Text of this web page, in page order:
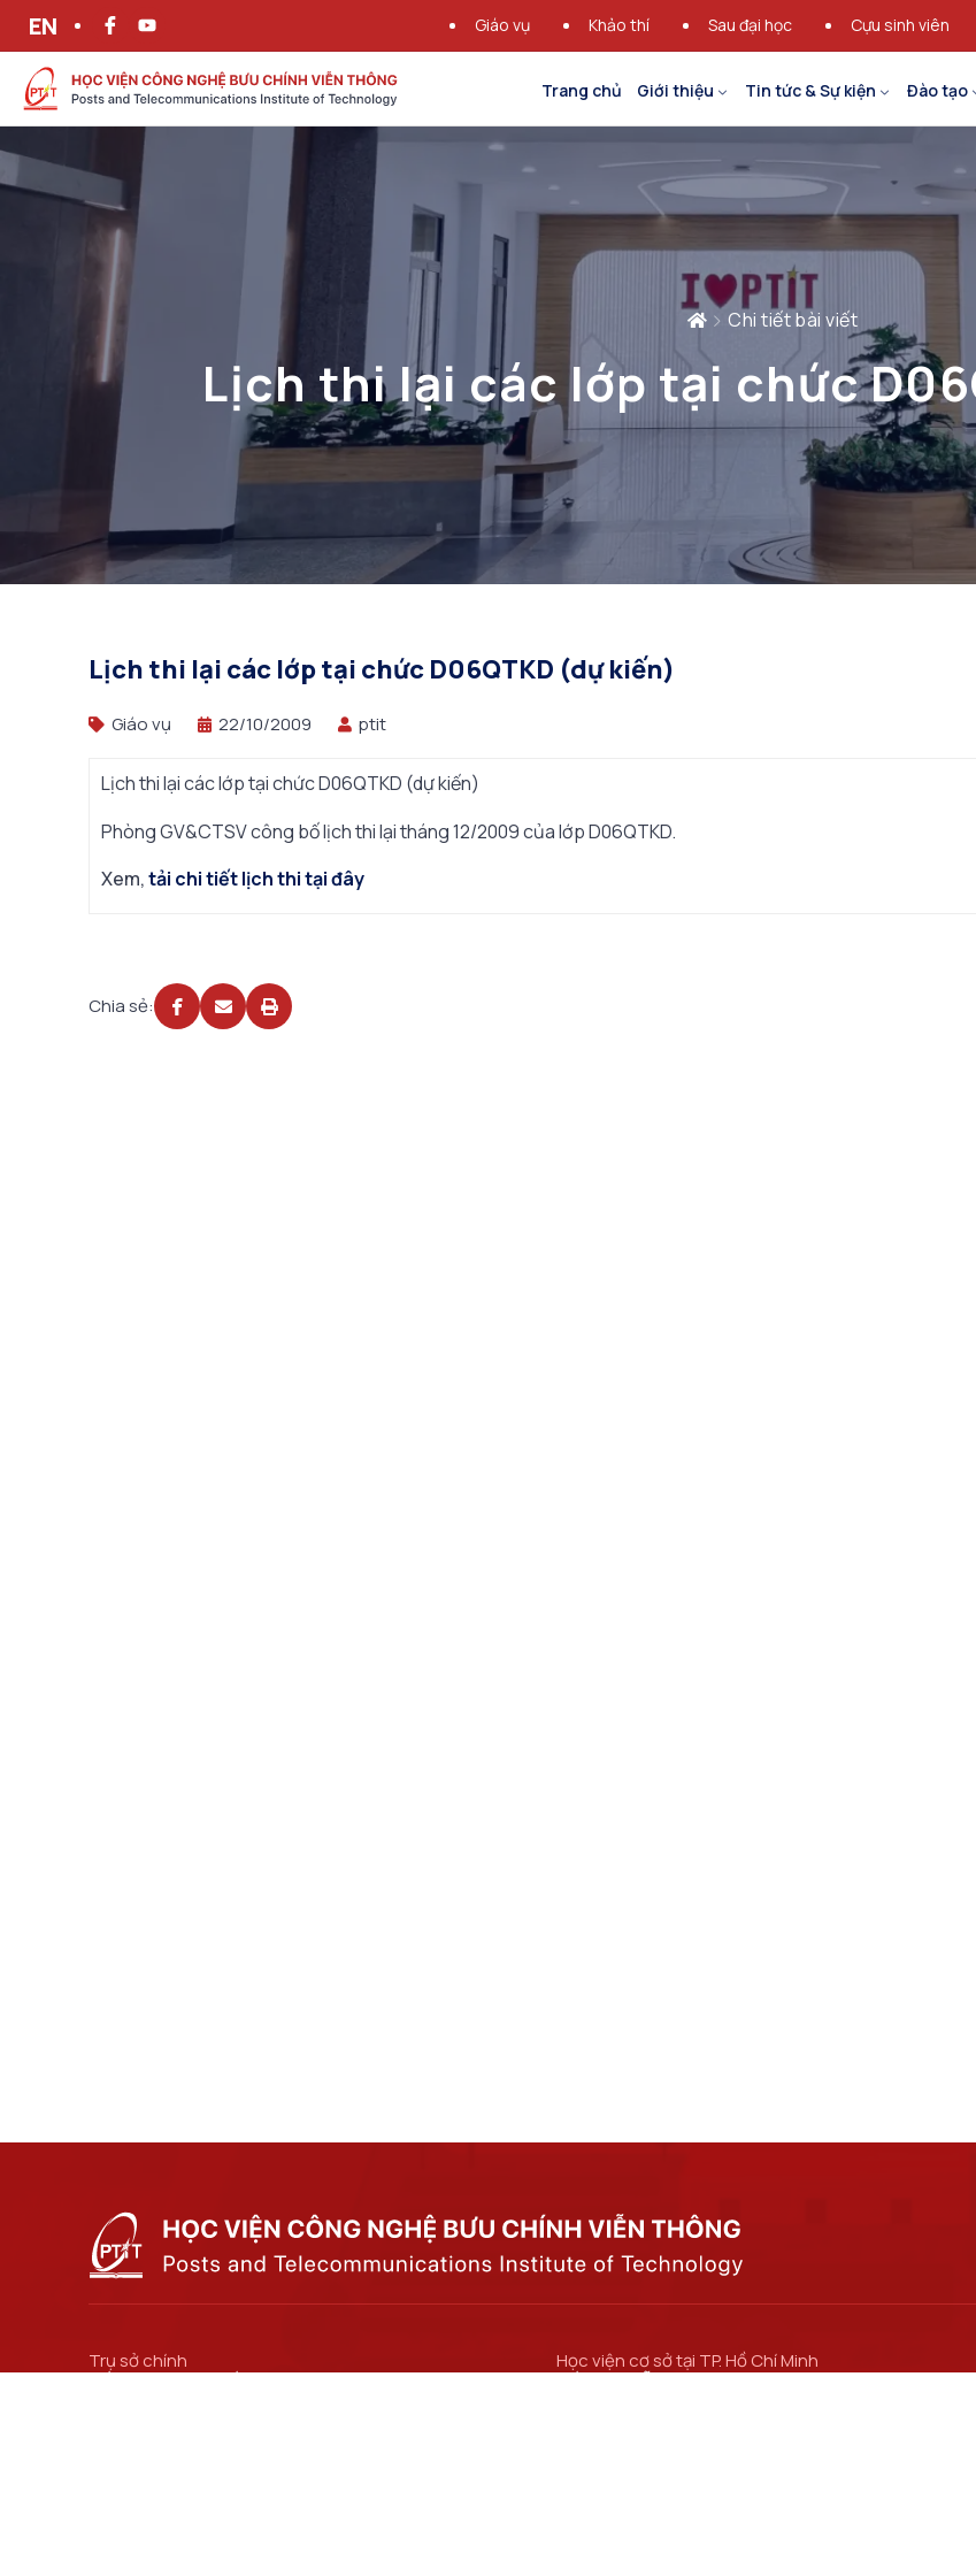
EN Giáo vụ Khảo thí Sau đại học Cựu sinh viên
Trang chủ Giới thiệu Tin tức & Sự kiện Đào tạo
Chi tiết bài viết
Lịch thi lại các lớp tại chức
Lịch thi lại các lớp tại chức D06QTKD (dự kiến)
Giáo vụ 22/10/2009 ptit
Lịch thi lại các lớp tại chức D06QTKD (dự kiến)
Phòng GV&CTSV công bố lịch thi lại tháng 12/2009 của lớp D06QTKD.
Xem,tải chi tiết lịch thi tại đây
Chia sẻ:
Trụ sở chính
Số 122 Hoàng Quốc Việt, phường Nghĩa Đô, thành
Học viện cơ sở tại TP. Hồ Chí Minh
Số 11 Nguyễn Đình Chiểu, phường Sài Gòn, Thành